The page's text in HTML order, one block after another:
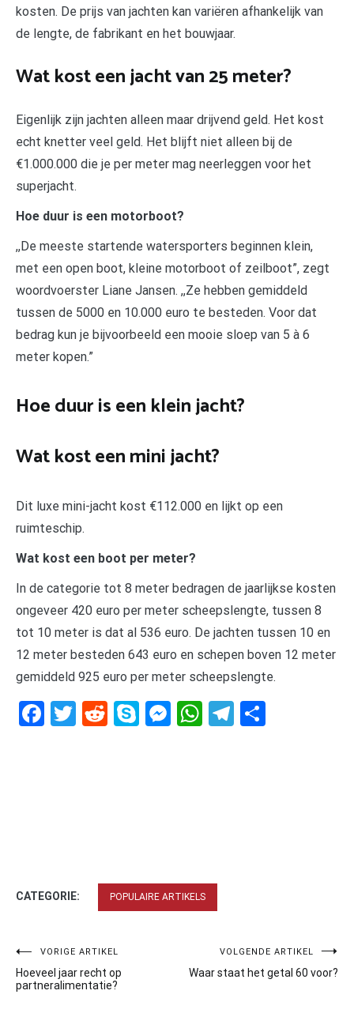
kosten. De prijs van jachten kan variëren afhankelijk van
de lengte, de fabrikant en het bouwjaar.
Wat kost een jacht van 25 meter?
Eigenlijk zijn jachten alleen maar drijvend geld. Het kost
echt knetter veel geld. Het blijft niet alleen bij de
€1.000.000 die je per meter mag neerleggen voor het
superjacht.
Hoe duur is een motorboot?
,,De meeste startende watersporters beginnen klein,
met een open boot, kleine motorboot of zeilboot”, zegt
woordvoerster Liane Jansen. ,,Ze hebben gemiddeld
tussen de 5000 en 10.000 euro te besteden. Voor dat
bedrag kun je bijvoorbeeld een mooie sloep van 5 à 6
meter kopen.”
Hoe duur is een klein jacht?
Wat kost een mini jacht?
Dit luxe mini-jacht kost €112.000 en lijkt op een
ruimteschip.
Wat kost een boot per meter?
In de categorie tot 8 meter bedragen de jaarlijkse kosten
ongeveer 420 euro per meter scheepslengte, tussen 8
tot 10 meter is dat al 536 euro. De jachten tussen 10 en
12 meter besteden 643 euro en schepen boven 12 meter
gemiddeld 925 euro per meter scheepslengte.
Facebook
Twitter
RedditSkypeMessenger
WhatsApp
Telegram
CATEGORIE: POPULAIRE ARTIKELS
Bericht
navigatie
VORIGE ARTIKEL
Hoeveel jaar recht op
partneralimentatie?
VOLGENDE ARTIKEL
Waar staat het getal 60 voor?